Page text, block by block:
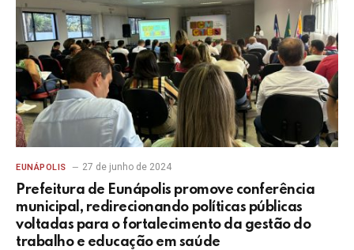
EUNÁPOLIS 27 de junho de 2024
Prefeitura de Eunápolis promove conferência
municipal, redirecionando políticas públicas
voltadas para o fortalecimento da gestão do
trabalho e educação em saúde